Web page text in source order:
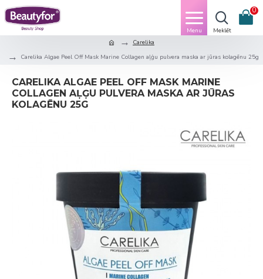
0
Carelika
Carelika Algae Peel Off Mask Marine Collagen aļģu pulvera maska ar jūras kolagēnu 25g
CARELIKA ALGAE PEEL OFF MASK MARINE
COLLAGEN AĻĢU PULVERA MASKA AR JŪRAS
KOLAGĒNU 25G